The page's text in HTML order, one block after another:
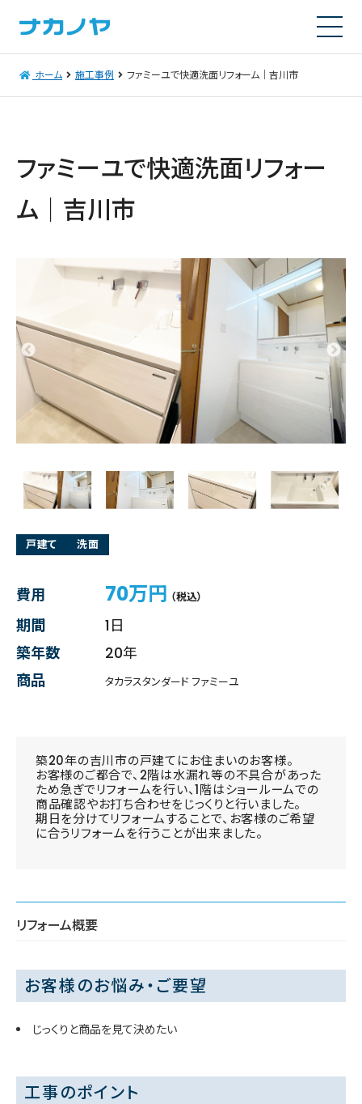
ホーム 施工事例 ファミーユで快適洗面リフォーム｜吉川市
ファミーユで快適洗面リフォー
ム｜吉川市
戸建て 洗面
費用 70万円 （税込）
期間
1日
築年数
20年
商品
タカラスタンダード ファミーユ
築20年の吉川市の戸建てにお住まいのお客様。
お客様のご都合で、2階は水漏れ等の不具合があった
ため急ぎでリフォームを行い、1階はショールームでの
商品確認やお打ち合わせをじっくりと行いました。
期日を分けてリフォームすることで、お客様のご希望
に合うリフォームを行うことが出来ました。
リフォーム概要
お客様のお悩み・ご要望
じっくりと商品を見て決めたい
工事のポイント